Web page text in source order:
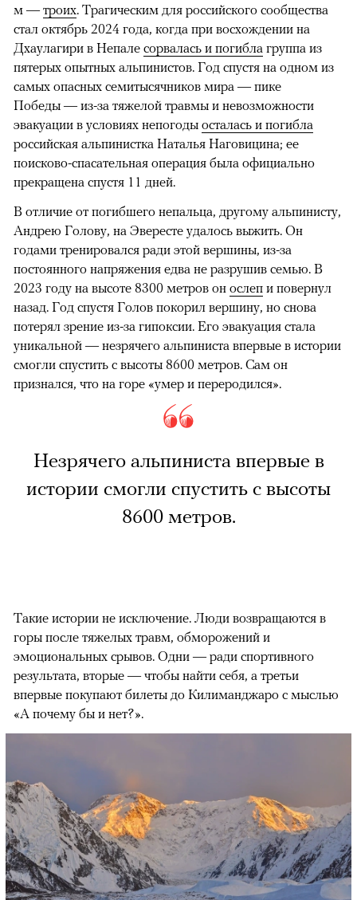
м — троих. Трагическим для российского сообщества
стал октябрь 2024 года, когда при восхождении на
Дхаулагири в Непале сорвалась и погибла группа из
пятерых опытных альпинистов. Год спустя на одном из
самых опасных семитысячников мира — пике
Победы — из-за тяжелой травмы и невозможности
эвакуации в условиях непогоды осталась и погибла
российская альпинистка Наталья Наговицина; ее
поисково-спасательная операция была официально
прекращена спустя 11 дней.
В отличие от погибшего непальца, другому альпинисту,
Андрею Голову, на Эвересте удалось выжить. Он
годами тренировался ради этой вершины, из-за
постоянного напряжения едва не разрушив семью. В
2023 году на высоте 8300 метров он ослеп и повернул
назад. Год спустя Голов покорил вершину, но снова
потерял зрение из-за гипоксии. Его эвакуация стала
уникальной — незрячего альпиниста впервые в истории
смогли спустить с высоты 8600 метров. Сам он
признался, что на горе «умер и переродился».
Незрячего альпиниста впервые в
истории смогли спустить с высоты
8600 метров.
Такие истории не исключение. Люди возвращаются в
горы после тяжелых травм, обморожений и
эмоциональных срывов. Одни — ради спортивного
результата, вторые — чтобы найти себя, а третьи
впервые покупают билеты до Килиманджаро с мыслью
«А почему бы и нет?».